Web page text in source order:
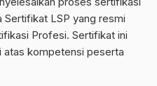
LSP yang resmi
Profesi. Sertifikat ini
atas kompetensi peserta